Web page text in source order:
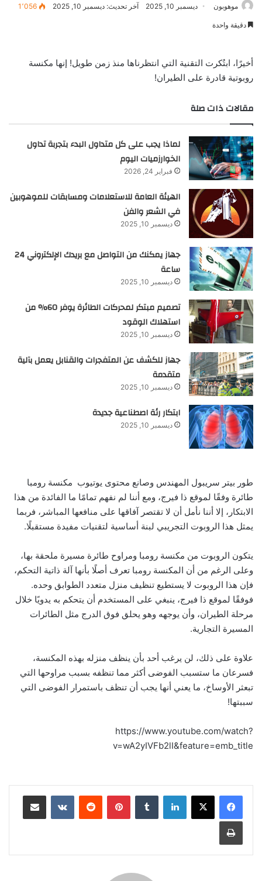
موهوبون ديسمبر 10, 2025 آخر تحديث: ديسمبر 10, 2025 1٬056
دقيقة واحدة
أخيرًا، ابتُكرت التقنية التي انتظرناها منذ زمن طويل! إنها مكنسة
روبوتية قادرة على الطيران!
مقالات ذات صلة
لماذا يجب على كل متداول البدء بتجربة تداول
الخوارزميات اليوم
فبراير 24, 2026
الهيئة العامة للاستعلامات ومسابقات للموهوبين
في الشعر والفن
ديسمبر 10, 2025
جهاز يمكنك من التواصل مع بريدك الإلكتروني 24
ساعة
ديسمبر 10, 2025
تصميم مبتكر لمحركات الطائرة يوفر 60% من
استهلاك الوقود
ديسمبر 10, 2025
جهاز للكشف عن المتفجرات والقنابل يعمل بآلية
متقدمة
ديسمبر 10, 2025
ابتكار رئة اصطناعية جديدة
ديسمبر 10, 2025
طور بيتر سريبول المهندس وصانع محتوى يوتيوب مكنسة رومبا
طائرة وفقًا لموقع ذا فيرج، ومع أننا لم نفهم تمامًا ما الفائدة من هذا
الابتكار، إلا أننا نأمل أن لا تقتصر آفاقها على منافعها المباشر، فربما
يمثل هذا الروبوت التجريبي لبنة أساسية لتقنيات مفيدة مستقبلًا.
يتكون الروبوت من مكنسة رومبا ومراوح طائرة مسيرة ملحقة بها،
وعلى الرغم من أن المكنسة رومبا تعرف أصلًا بأنها آلة ذاتية التحكم،
فإن هذا الروبوت لا يستطيع تنظيف منزل متعدد الطوابق وحده.
فوفقًا لموقع ذا فيرج، ينبغي على المستخدم أن يتحكم به يدويًا خلال
مرحلة الطيران، وأن يوجهه وهو يحلق فوق الدرج مثل الطائرات
المسيرة التجارية.
علاوة على ذلك، لن يرغب أحد بأن ينظف منزله بهذه المكنسة،
فسرعان ما ستسبب الفوضى أكثر مما تنظفه بسبب مراوحها التي
تبعثر الأوساخ، ما يعني أنها يجب أن تنظف باستمرار الفوضى التي
سببتها!
https://www.youtube.com/watch?
v=wA2yIVFb2lI&feature=emb_title
لينكدإن بينتيريست مشاركة عبر البريد
طباعة